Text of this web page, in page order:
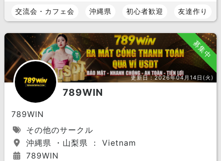
交流会・カフェ会 沖縄県 初心者歓迎 友達作り
募集中
更新日：2026年04月14日(火)
789WIN
789WIN
その他のサークル
沖縄県 ・山梨県 ： Vietnam
789WIN